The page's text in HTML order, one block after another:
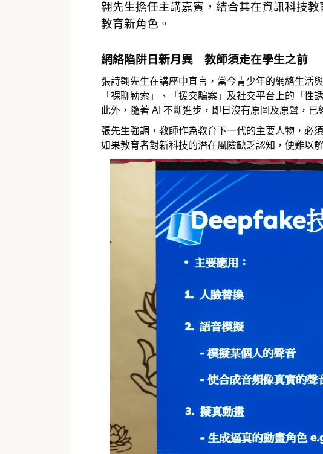
翱先生擔任主講嘉賓，結合其在資訊科技
教育新角色。
網絡陷阱日新月異 教師須走在學生之前
張詩翱先生在講座中直言，當今青少年的網絡生活
「裸聊勒索」、「援交騙案」及社交平台上的「性
此外，隨著 AI 不斷進步，即日沒有原圖及原聲，已
張先生強調，教師作為教育下一代的主要人物，必
如果教育者對新科技的潛在風險缺乏認知，便難以